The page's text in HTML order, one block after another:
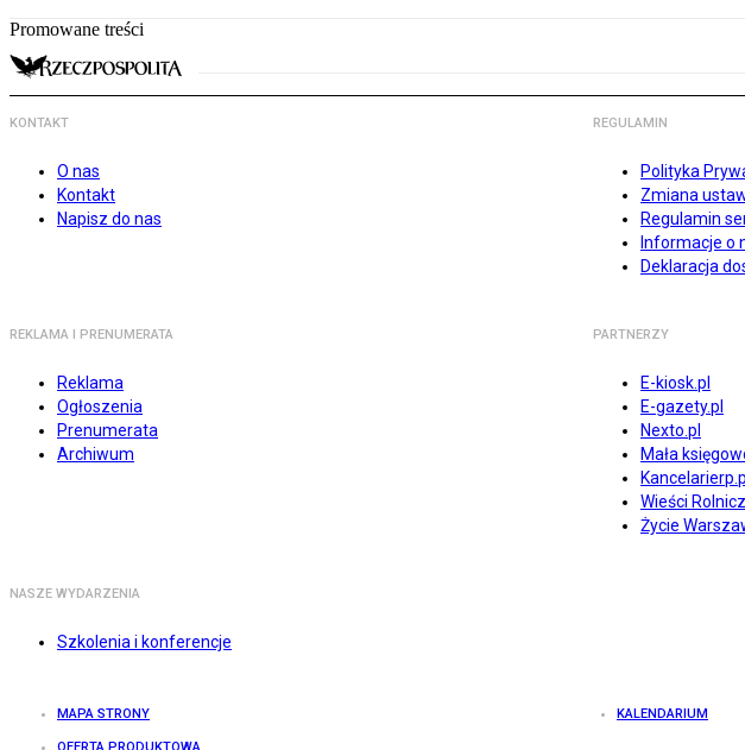
Promowane treści
KONTAKT
O nas
Kontakt
Napisz do nas
REGULAMIN
Polityka
Zmiana
Regulamin
Informacje o
Deklaracja
REKLAMA I PRENUMERATA
Reklama
Ogłoszenia
Prenumerata
Archiwum
PARTNERZY
E-kiosk.pl
E-gazety.pl
Nexto.pl
Mała
Kancelarierp.pl
Wieści
Życie
NASZE WYDARZENIA
Szkolenia i konferencje
MAPA STRONY KALENDARIUM